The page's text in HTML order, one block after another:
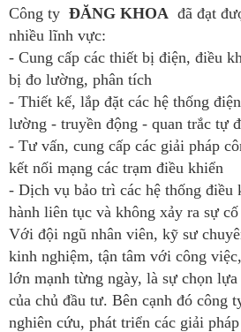
Công ty ĐĂNG KHOA đã đạt
nhiều lĩnh vực:
- Cung cấp các thiết bị điện, điều
bị đo lường, phân tích
- Thiết kế, lắp đặt các hệ thống
lường - truyền động - quan trắc tự
- Tư vấn, cung cấp các giải pháp
kết nối mạng các trạm điều khiển
- Dịch vụ bảo trì các hệ thống điều
hành liên tục và không xảy ra sự cố
Với đội ngũ nhân viên, kỹ sư
kinh nghiệm, tận tâm với công
lớn mạnh từng ngày, là sự chọn
của chủ đầu tư. Bên cạnh đó công
nghiên cứu, phát triển các giải